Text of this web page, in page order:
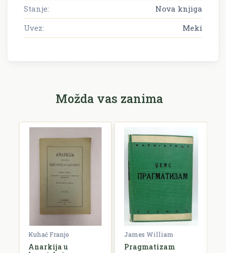
Stanje:
Nova knjiga
Uvez:
Meki
Možda vas zanima
Kuhač Franjo
Anarkija u
James William
Pragmatizam